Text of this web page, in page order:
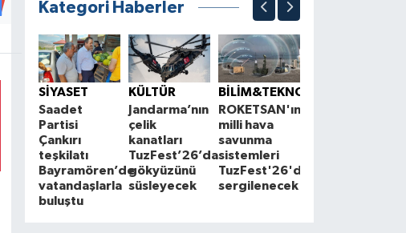
Kategori Haberler
SİYASET
Saadet
Partisi
Çankırı
teşkilatı
Bayramören’de
vatandaşlarla
buluştu
KÜLTÜR
Jandarma’nın
çelik
kanatları
TuzFest’26’da
gökyüzünü
süsleyecek
BİLİM&TEKNOLOJİ
ROKETSAN'ın
milli hava
savunma
sistemleri
TuzFest'26'da
sergilenecek